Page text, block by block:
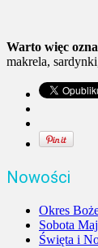
Warto więc
makrela,
Nowości
Okres
Sobota
Święta i